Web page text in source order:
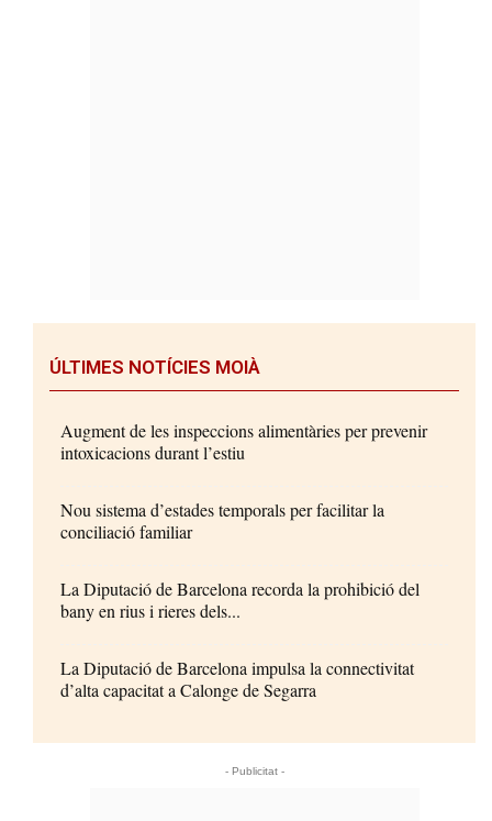
ÚLTIMES NOTÍCIES MOIÀ
Augment de les inspeccions alimentàries per prevenir
intoxicacions durant l’estiu
Nou sistema d’estades temporals per facilitar la
conciliació familiar
La Diputació de Barcelona recorda la prohibició del
bany en rius i rieres dels...
La Diputació de Barcelona impulsa la connectivitat
d’alta capacitat a Calonge de Segarra
- Publicitat -